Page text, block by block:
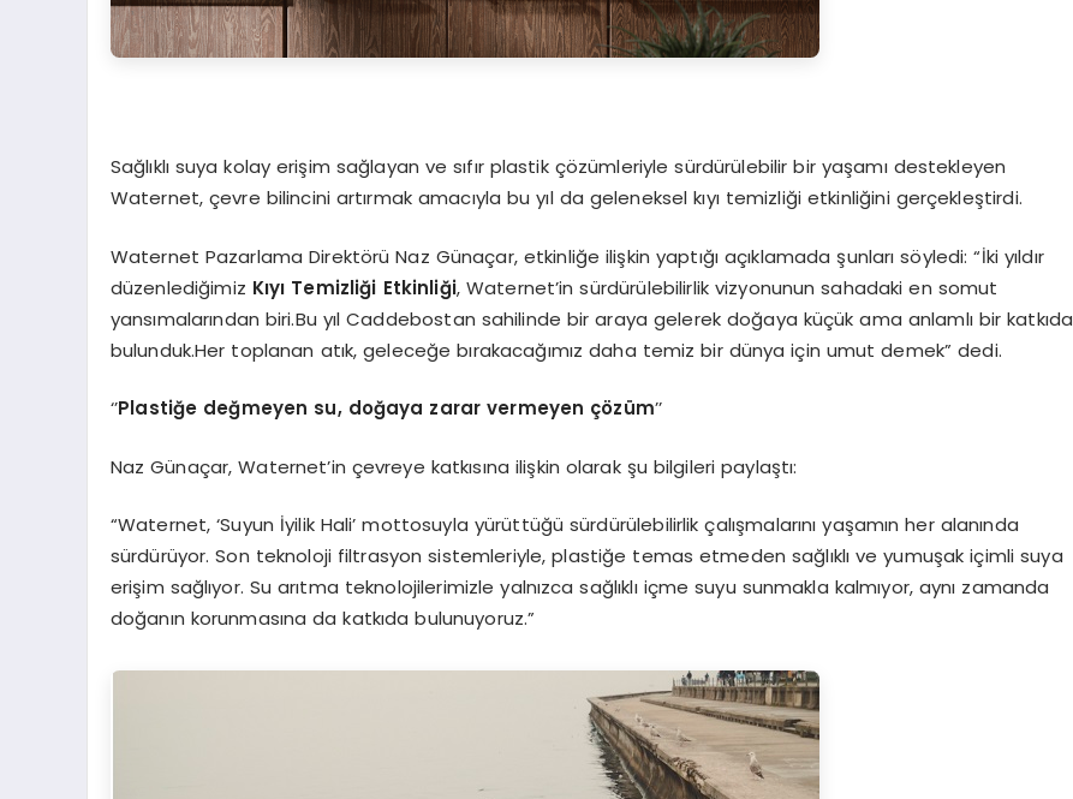
Sağlıklı suya kolay erişim sağlayan ve sıfır plastik çözümleriyle sürdürülebilir bir yaşamı destekleyen
Waternet, çevre bilincini artırmak amacıyla bu yıl da geleneksel kıyı temizliği etkinliğini gerçekleştirdi.
Waternet Pazarlama Direktörü Naz Günaçar, etkinliğe ilişkin yaptığı açıklamada şunları söyledi: “İki yıldır
düzenlediğimiz Kıyı Temizliği Etkinliği, Waternet’in sürdürülebilirlik vizyonunun sahadaki en somut
yansımalarından biri.Bu yıl Caddebostan sahilinde bir araya gelerek doğaya küçük ama anlamlı bir katkıda
bulunduk.Her toplanan atık, geleceğe bırakacağımız daha temiz bir dünya için umut demek” dedi.
‘’Plastiğe değmeyen su, doğaya zarar vermeyen çözüm’’
Naz Günaçar, Waternet’in çevreye katkısına ilişkin olarak şu bilgileri paylaştı:
“Waternet, ‘Suyun İyilik Hali’ mottosuyla yürüttüğü sürdürülebilirlik çalışmalarını yaşamın her alanında
sürdürüyor. Son teknoloji filtrasyon sistemleriyle, plastiğe temas etmeden sağlıklı ve yumuşak içimli suya
erişim sağlıyor. Su arıtma teknolojilerimizle yalnızca sağlıklı içme suyu sunmakla kalmıyor, aynı zamanda
doğanın korunmasına da katkıda bulunuyoruz.”